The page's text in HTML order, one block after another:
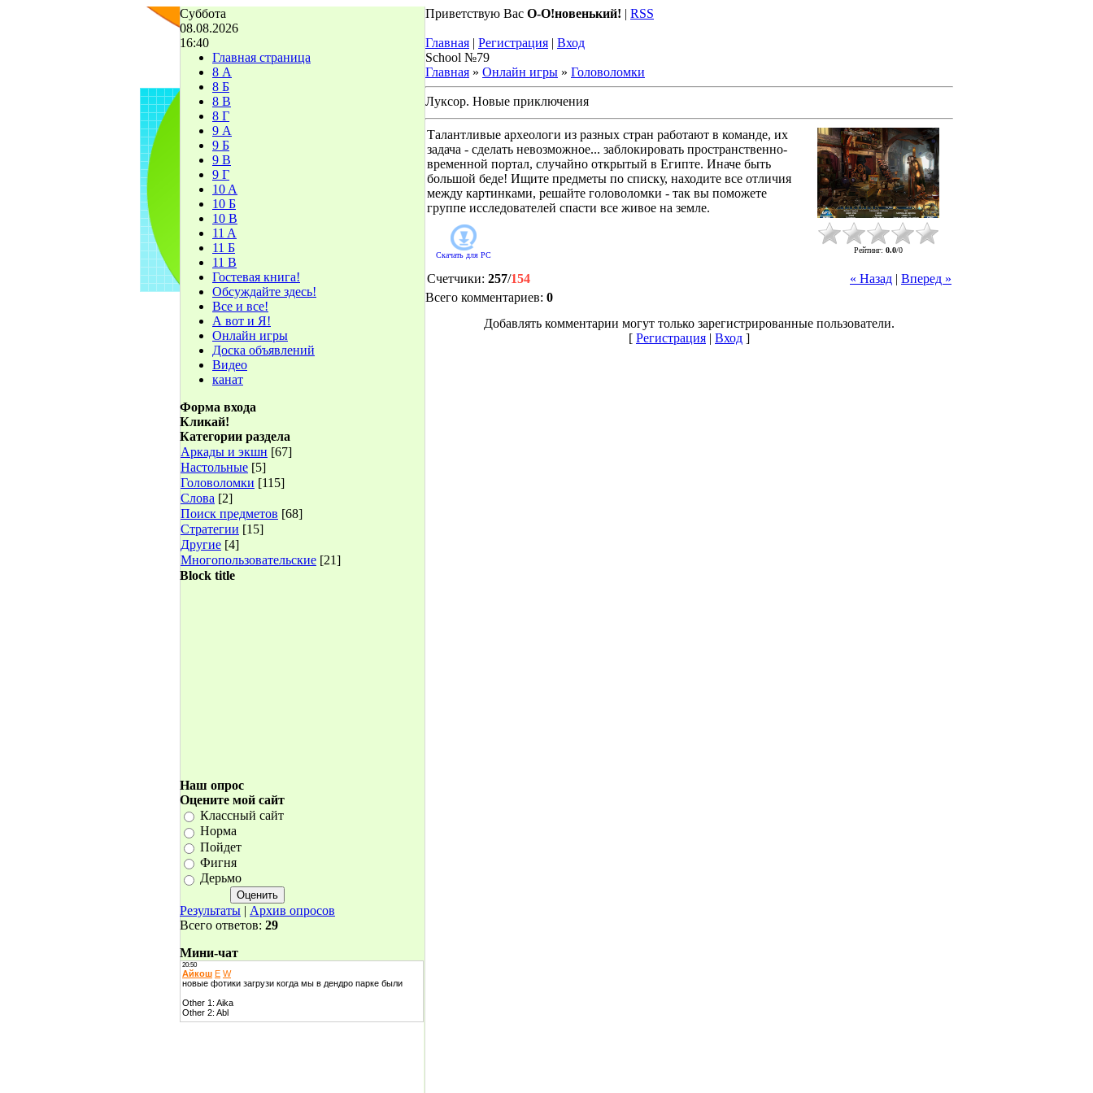
Суббота
08.08.2026
16:40
Главная страница
8 А
8 Б
8 В
8 Г
9 А
9 Б
9 В
9 Г
10 A
10 Б
10 В
11 A
11 Б
11 В
Гостевая книга!
Обсуждайте здесь!
Все и все!
А вот и Я!
Онлайн игры
Доска объявлений
Видео
канат
Форма входа
Кликай!
Категории раздела
Аркады и экшн [67]
Настольные [5]
Головоломки [115]
Слова [2]
Поиск предметов [68]
Стратегии [15]
Другие [4]
Многопользовательские [21]
Block title
Наш опрос
Оцените мой сайт
Классный сайт
Норма
Пойдет
Фигня
Дерьмо
Результаты | Архив опросов
Всего ответов: 29
Мини-чат
Приветствую Вас О-О!новенький! | RSS
Главная | Регистрация | Вход
School №79
Главная » Онлайн игры » Головоломки
Луксор. Новые приключения
Талантливые археологи из разных стран работают в команде, их
задача - сделать невозможное... заблокировать пространственно-
временной портал, случайно открытый в Египте. Иначе быть
большой беде! Ищите предметы по списку, находите все отличия
между картинками, решайте головоломки - так вы поможете
группе исследователей спасти все живое на земле.
Скачать для PC
Рейтинг: 0.0/0
« Назад | Вперед »
Счетчики: 257/154
Всего комментариев: 0
Добавлять комментарии могут только зарегистрированные пользователи.
[ Регистрация | Вход ]